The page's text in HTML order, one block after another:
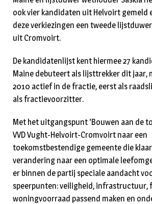
ook vier kandidaten uit Helvoirt gemeld
deze verkiezingen een tweede
uit Cromvoirt.
De kandidatenlijst kent hiermee 27
Maine debuteert als lijsttrekker dit jaar,
2010 actief in de fractie, eerst als
als fractievoorzitter.
Met het uitgangspunt ‘Bouwen aan de
VVD Vught-Helvoirt-Cromvoirt naar een
toekomstbestendige gemeente die
verandering naar een optimale
er binnen de partij speciale aandacht
speerpunten: veiligheid, infrastructuur,
woningvoorraad passend maken en